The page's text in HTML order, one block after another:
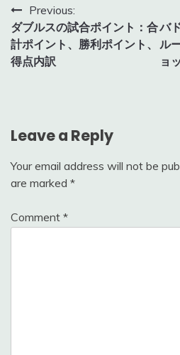
Post
navigation
Previous:
ダブルスの試合ポイント：合
計ポイント、勝利ポイント、
得点内訳
バ
ル
ョ
Leave a Reply
Your email address will not be
are marked *
Comment *